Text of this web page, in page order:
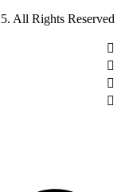
All Rights Reserved.